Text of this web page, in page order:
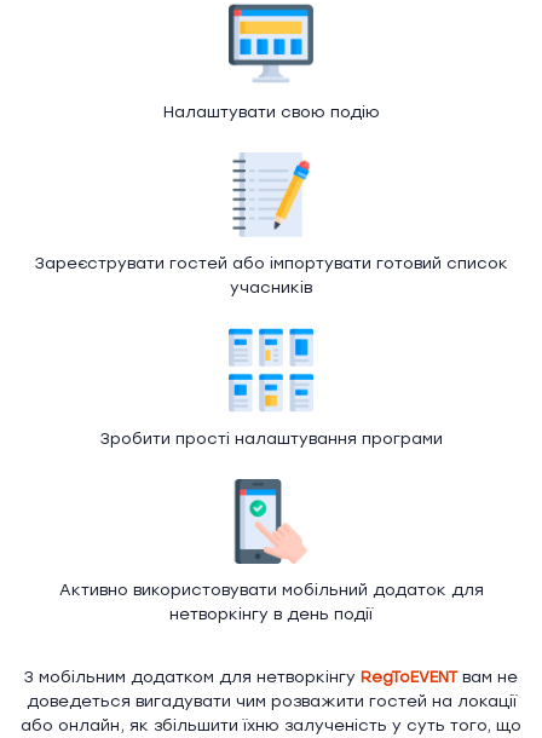
Налаштувати свою подію
Зареєструвати гостей або імпортувати готовий список
учасників
Зробити прості налаштування програми
Активно використовувати мобільний додаток для
нетворкінгу в день події
З мобільним додатком для нетворкінгу RegToEVENTвам не
доведеться вигадувати чим розважити гостей на локації
або онлайн, як збільшити їхню залученість у суть того, що